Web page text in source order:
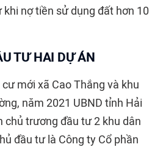
nợ tiền sử dụng đất hơn 10
TƯ HAI DỰ ÁN
mới xã Cao Thắng và khu
năm 2021 UBND tỉnh Hải
chủ trương đầu tư 2 khu dân
đầu tư là Công ty Cổ phần